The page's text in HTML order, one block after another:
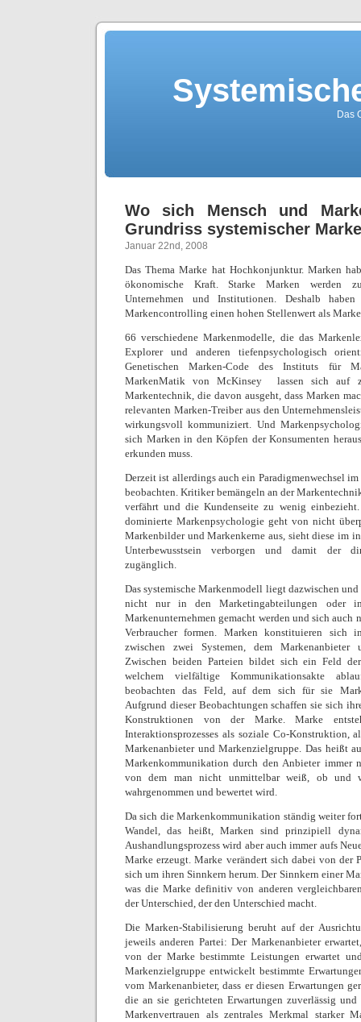
Das
Wo sich Mensch und
Grundriss systemischer
Januar 22nd, 2008
Das Thema Marke hat Hochkonjunktur. Marken
ökonomische Kraft. Starke Marken werden
Unternehmen und Institutionen. Deshalb
Markencontrolling einen hohen Stellenwert als
66 verschiedene Markenmodelle, die das
Explorer und anderen tiefenpsychologisch
Genetischen Marken-Code des Instituts für
MarkenMatik von McKinsey  lassen sich auf
Markentechnik, die davon ausgeht, dass Marken
relevanten Marken-Treiber aus den
wirkungsvoll kommuniziert. Und
sich Marken in den Köpfen der Konsumenten
erkunden muss.
Derzeit ist allerdings auch ein Paradigmenwechsel
beobachten. Kritiker bemängeln an der
verfährt und die Kundenseite zu wenig
dominierte Markenpsychologie geht von nicht
Markenbilder und Markenkerne aus, sieht diese im
Unterbewusstsein verborgen und damit der
zugänglich.
Das systemische Markenmodell liegt dazwischen
nicht nur in den Marketingabteilungen oder in
Markenunternehmen gemacht werden und sich
Verbraucher formen. Marken konstituieren sich
zwischen zwei Systemen, dem Markenanbieter
Zwischen beiden Parteien bildet sich ein Feld
welchem vielfältige Kommunikationsakte
beobachten das Feld, auf dem sich für sie
Aufgrund dieser Beobachtungen schaffen sie sich
Konstruktionen von der Marke. Marke
Interaktionsprozesses als soziale Co-Konstruktion,
Markenanbieter und Markenzielgruppe. Das heißt
Markenkommunikation durch den Anbieter immer
von dem man nicht unmittelbar weiß, ob und
wahrgenommen und bewertet wird.
Da sich die Markenkommunikation ständig weiter
Wandel, das heißt, Marken sind prinzipiell
Aushandlungsprozess wird aber auch immer aufs
Marke erzeugt. Marke verändert sich dabei von der
sich um ihren Sinnkern herum. Der Sinnkern einer
was die Marke definitiv von anderen
der Unterschied, der den Unterschied macht.
Die Marken-Stabilisierung beruht auf der
jeweils anderen Partei: Der Markenanbieter
von der Marke bestimmte Leistungen erwartet
Markenzielgruppe entwickelt bestimmte
vom Markenanbieter, dass er diesen Erwartungen
die an sie gerichteten Erwartungen zuverlässig
Markenvertrauen als zentrales Merkmal starker